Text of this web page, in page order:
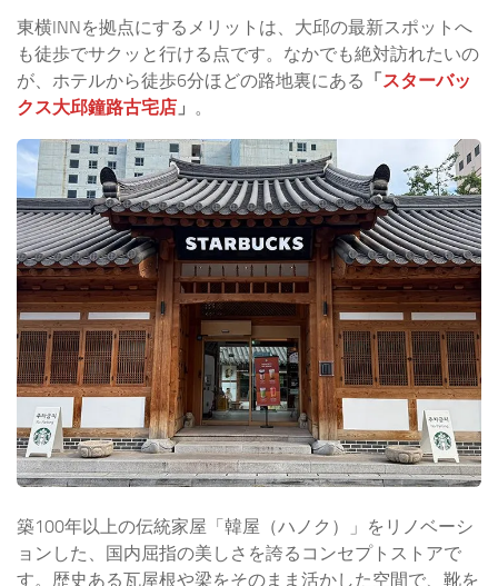
東横INNを拠点にするメリットは、大邱の最新スポットへ
も徒歩でサクッと行ける点です。なかでも絶対訪れたいの
が、ホテルから徒歩6分ほどの路地裏にある 「スターバッ
クス大邱鐘路古宅店 」 。
築100年以上の伝統家屋「韓屋（ハノク）」をリノベーシ
ョンした、国内屈指の美しさを誇るコンセプトストアで
す。歴史ある瓦屋根や梁をそのまま活かした空間で、靴を